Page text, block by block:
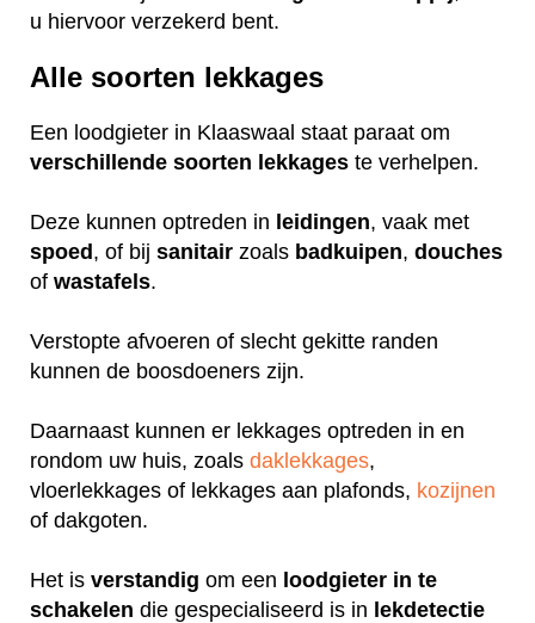
u hiervoor verzekerd bent.
Alle soorten lekkages
Een loodgieter in Klaaswaal staat paraat om
verschillende soorten lekkages te verhelpen.
Deze kunnen optreden in leidingen, vaak met
spoed, of bij sanitair zoals badkuipen, douches
of wastafels.
Verstopte afvoeren of slecht gekitte randen
kunnen de boosdoeners zijn.
Daarnaast kunnen er lekkages optreden in en
rondom uw huis, zoals daklekkages,
vloerlekkages of lekkages aan plafonds, kozijnen
of dakgoten.
Het is verstandig om een loodgieter in te
schakelen die gespecialiseerd is in lekdetectie